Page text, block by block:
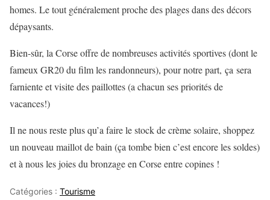
homes. Le tout généralement proche des plages dans des décors
dépaysants.
Bien-sûr, la Corse offre de nombreuses activités sportives (dont le
fameux GR20 du film les randonneurs), pour notre part, ça sera
farniente et visite des paillottes (a chacun ses priorités de
vacances!)
Il ne nous reste plus qu’a faire le stock de crème solaire, shoppez
un nouveau maillot de bain (ça tombe bien c’est encore les soldes)
et à nous les joies du bronzage en Corse entre copines !
Catégories : Tourisme